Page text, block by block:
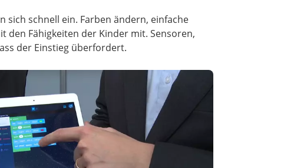
sich schnell ein. Farben ändern, einfache
den Fähigkeiten der Kinder mit. Sensoren,
der Einstieg überfordert.